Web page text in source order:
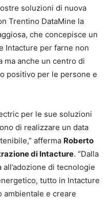
soluzioni di nuova
Trentino DataMine la
che concepisce un
Intacture per farne non
ma anche un centro di
positivo per le persone e
per le sue soluzioni
di realizzare un data
afferma Roberto
di Intacture. “Dalla
di tecnologie
tutto in Intacture
ambientale e creare